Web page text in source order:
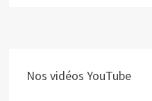
Nos vidéos YouTube